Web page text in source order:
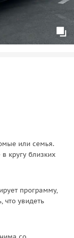
или семья.
кругу близких
программу,
что увидеть